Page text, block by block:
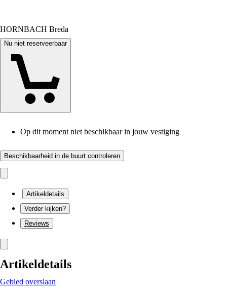
HORNBACH Breda
Nu niet reserveerbaar
Op dit moment niet beschikbaar in jouw vestiging
Beschikbaarheid in de buurt controleren
Artikeldetails
Verder kijken?
Reviews
Artikeldetails
Gebied overslaan